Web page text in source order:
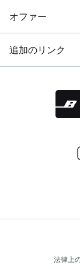
オファー
追加のリンク
法律上